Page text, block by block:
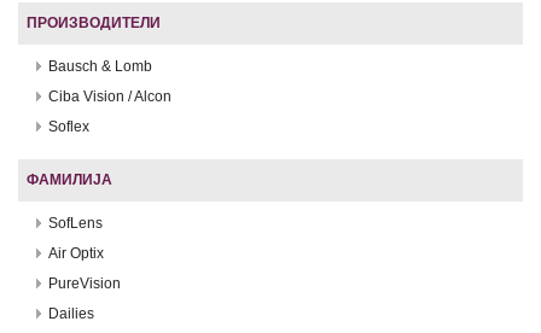
ПРОИЗВОДИТЕЛИ
Bausch & Lomb
Ciba Vision / Alcon
Soflex
ФАМИЛИЈА
SofLens
Air Optix
PureVision
Dailies